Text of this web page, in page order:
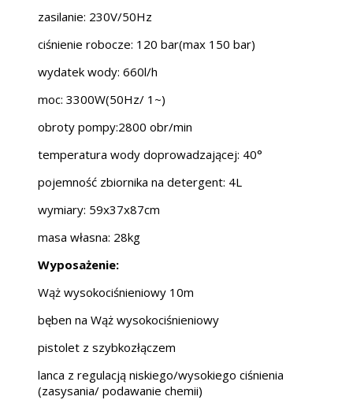
zasilanie: 230V/50Hz
ciśnienie robocze: 120 bar(max 150 bar)
wydatek wody: 660l/h
moc: 3300W(50Hz/ 1~)
obroty pompy:2800 obr/min
temperatura wody doprowadzającej: 40°
pojemność zbiornika na detergent: 4L
wymiary: 59x37x87cm
masa własna: 28kg
Wyposażenie:
Wąż wysokociśnieniowy 10m
bęben na Wąż wysokociśnieniowy
pistolet z szybkozłączem
lanca z regulacją niskiego/wysokiego ciśnienia
(zasysania/ podawanie chemii)